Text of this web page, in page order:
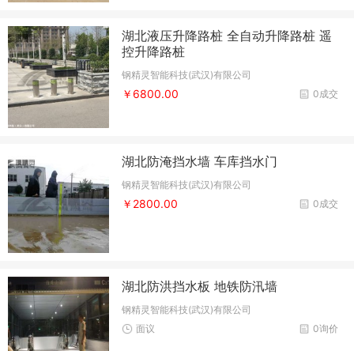
湖北液压升降路桩 全自动升降路桩 遥
控升降路桩
钢精灵智能科技(武汉)有限公司
0成交
￥6800.00
湖北防淹挡水墙 车库挡水门
钢精灵智能科技(武汉)有限公司
0成交
￥2800.00
湖北防洪挡水板 地铁防汛墙
钢精灵智能科技(武汉)有限公司
0询价
面议